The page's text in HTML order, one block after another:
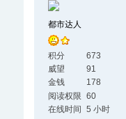
都市达人
积分
673
威望
91
金钱
178
阅读权限 60
在线时间 5 小时